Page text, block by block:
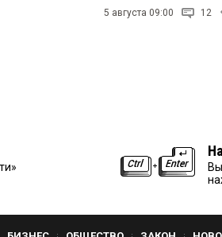
5 августа 09:00 12